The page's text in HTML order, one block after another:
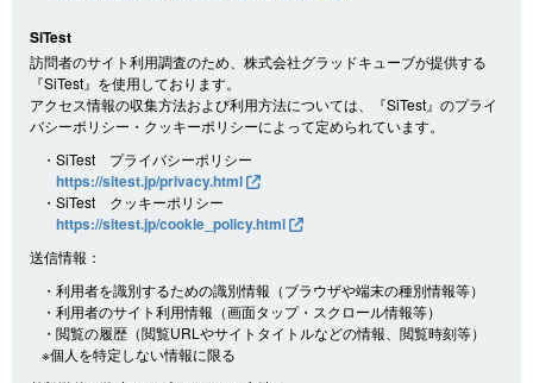
SiTest
訪問者のサイト利用調査のため、株式会社グラッドキューブが提供する
『SiTest』を使用しております。
アクセス情報の収集方法および利用方法については、『SiTest』のプライ
バシーポリシー・クッキーポリシーによって定められています。
・SiTest プライバシーポリシー
https://sitest.jp/privacy.html
・SiTest クッキーポリシー
https://sitest.jp/cookie_policy.html
送信情報：
・利用者を識別するための識別情報（ブラウザや端末の種別情報等）
・利用者のサイト利用情報（画面タップ・スクロール情報等）
・閲覧の履歴（閲覧URLやサイトタイトルなどの情報、閲覧時刻等）
※個人を特定しない情報に限る